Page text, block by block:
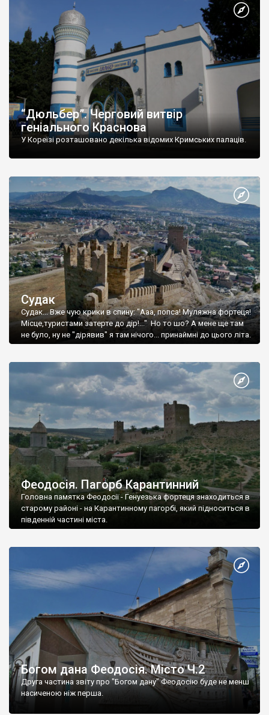
“Дюльбер”. Черговий витвір
геніального Краснова
У Кореїзі розташовано декілька відомих Кримських палаців.
Судак
Судак... Вже чую крики в спину: "Ааа, попса! Муляжна фортеця!
Місце,туристами затерте до дір!..." Но то шо? А мене ще там
не було, ну не "дірявив" я там нічого... принаймні до цього літа.
Феодосія. Пагорб Карантинний
Головна памятка Феодосії - Генуезька фортеця знаходиться в
старому районі - на Карантинному пагорбі, який підноситься в
південній частині міста.
Богом дана Феодосія. Місто Ч.2
Друга частина звіту про "Богом дану" Феодосію буде не менш
насиченою ніж перша.